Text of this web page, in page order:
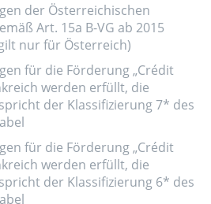
der Österreichischen
Art. 15a B-VG ab 2015
nur für Österreich)
für die Förderung „Crédit
werden erfüllt, die
der Klassifizierung 7* des
für die Förderung „Crédit
werden erfüllt, die
der Klassifizierung 6* des